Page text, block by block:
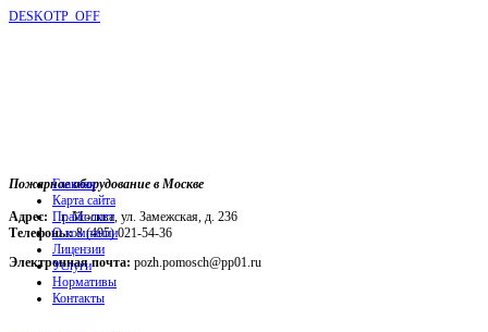
DESKOTP_OFF
Пожарное оборудование в Москве
Адрес: г. Москва, ул. Замежская, д. 236
Телефоны:8 (495) 021-54-36
Электронная почта: pozh.pomosch@pp01.ru
Главная
Карта сайта
Прайс-лист
О компании
Лицензии
Услуги
Нормативы
Контакты